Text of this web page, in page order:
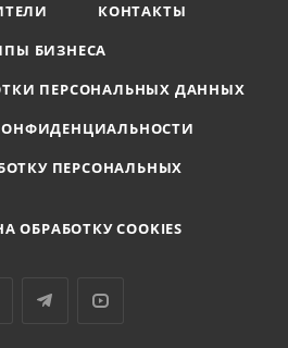
КОНТАКТЫ
БИЗНЕСА
ПЕРСОНАЛЬНЫХ ДАННЫХ
ПЕРСОНАЛЬНЫХ
ОБРАБОТКУ COOKIES